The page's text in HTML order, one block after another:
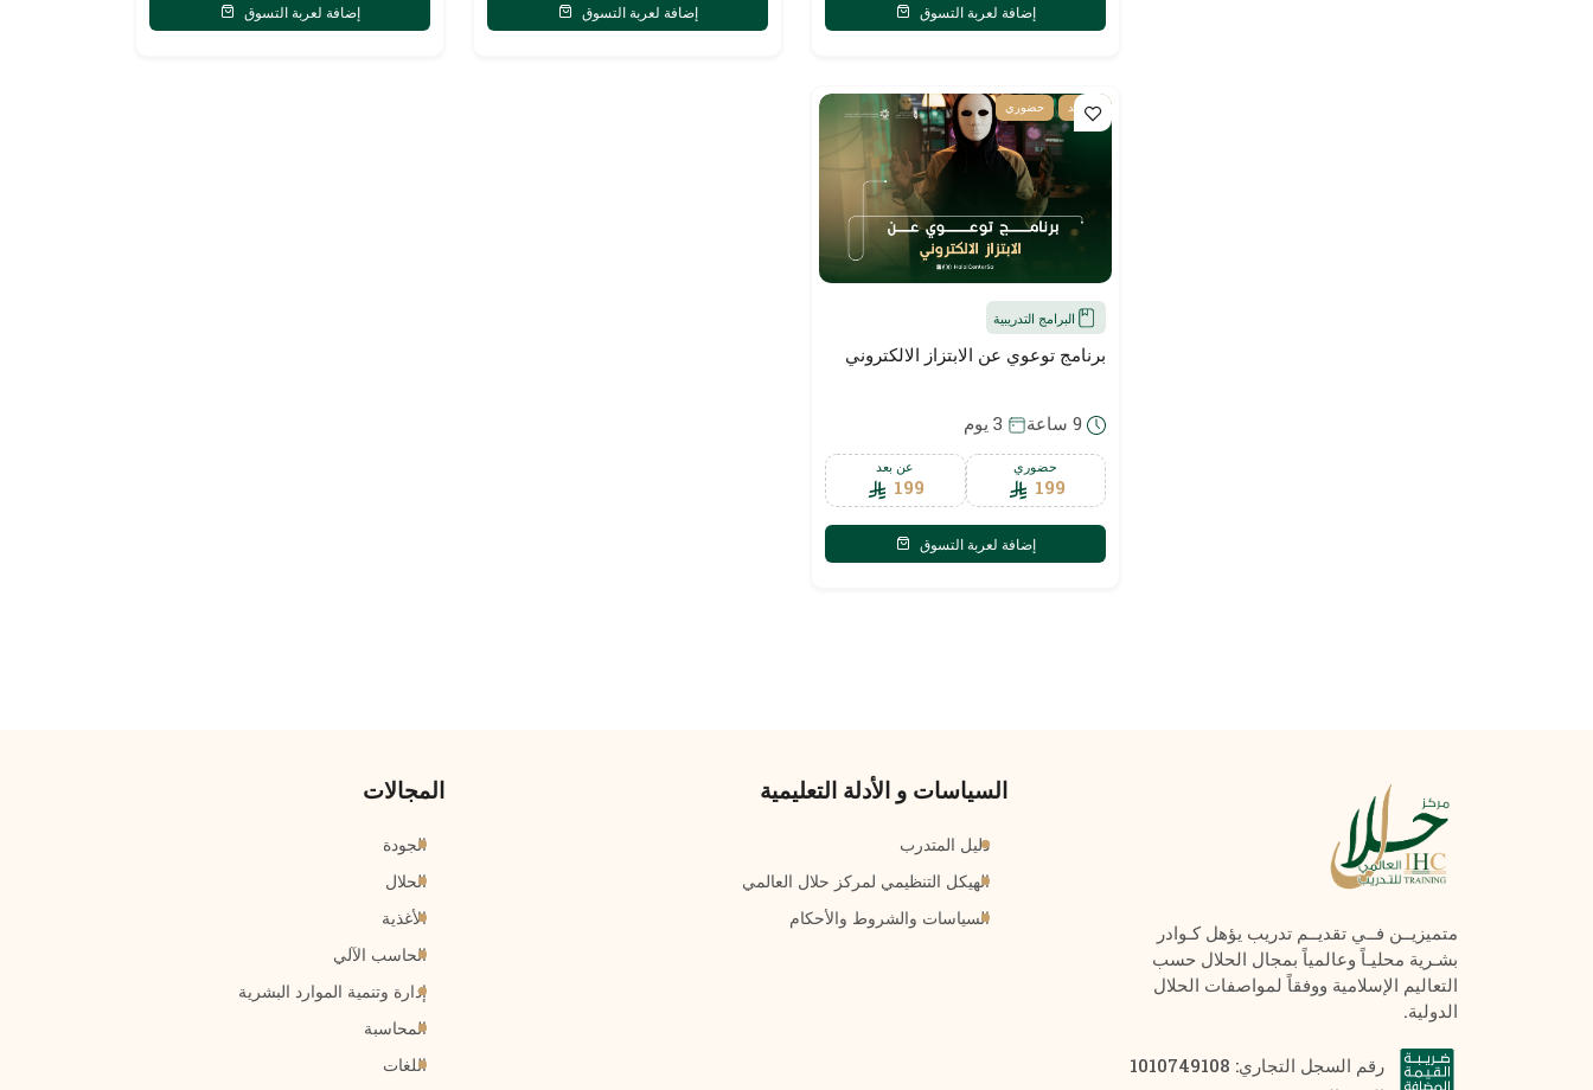
إضافة لعربة التسوق إضافة لعربة التسوق إضافة لعربة التسوق
عن بعد حضوري
البرامج التدريبية
برنامج توعوي عن الابتزاز الالكتروني
9 ساعة 3 يوم
حضوري
199
عن بعد
199
إضافة لعربة التسوق
متميزيــن فــي تقديــم تدريب يؤهل كـوادر
بشـرية محليـاً وعالمياً بمجال الحلال حسب
التعاليم الإسلامية ووفقاً لمواصفات الحلال
الدولية.
رقم السجل التجاري: 1010749108
السياسات و الأدلة التعليمية
دليل المتدرب
الهيكل التنظيمي لمركز حلال العالمي
السياسات والشروط والأحكام
المجالات
الجودة
الحلال
الأغذية
الحاسب الآلي
إدارة وتنمية الموارد البشرية
المحاسبة
اللغات